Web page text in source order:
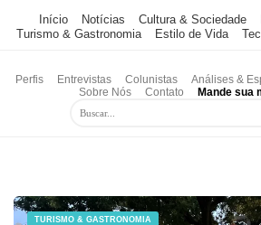
Início Notícias Cultura & Sociedade
Turismo & Gastronomia
Estilo de Vida
Perfis Entrevistas Colunistas Análises &
Sobre Nós
Contato Mande sua
TURISMO & GASTRONOMIA